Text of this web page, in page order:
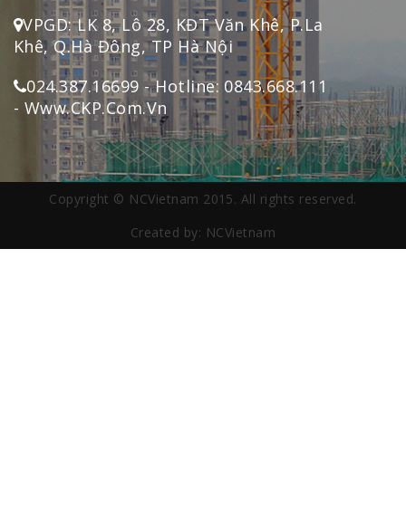
VPGD: LK 8, Lô 28, KĐT Văn Khê, P.La
Khê, Q.Hà Đông, TP Hà Nội
024.387.16699 - Hotline: 0843.668.111
- Www.CKP.Com.Vn
Copyright © NCVietnam 2015. All rights reserved.
Created by: NCVietnam